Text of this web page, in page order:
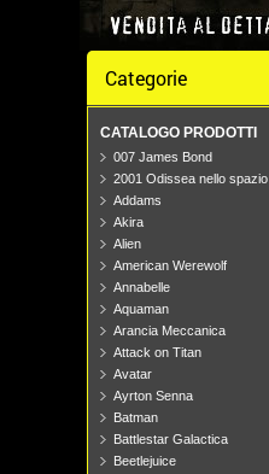
Categorie
CATALOGO PRODOTTI
007 James Bond
2001 Odissea nello spazio
Addams
Akira
Alien
American Werewolf
Annabelle
Aquaman
Arancia Meccanica
Attack on Titan
Avatar
Ayrton Senna
Batman
Battlestar Galactica
Beetlejuice